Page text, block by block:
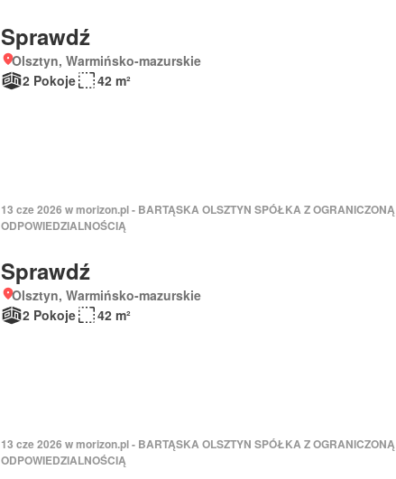
Sprawdź
Olsztyn, Warmińsko-mazurskie
2 Pokoje
42 m²
13 cze 2026 w morizon.pl - BARTĄSKA OLSZTYN SPÓŁKA Z OGRANICZONĄ
ODPOWIEDZIALNOŚCIĄ
Sprawdź
Olsztyn, Warmińsko-mazurskie
2 Pokoje
42 m²
13 cze 2026 w morizon.pl - BARTĄSKA OLSZTYN SPÓŁKA Z OGRANICZONĄ
ODPOWIEDZIALNOŚCIĄ